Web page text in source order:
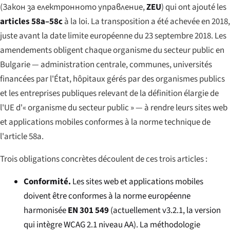
(Закон за електронното управление,ZEU) qui ont ajouté les
articles 58a–58cà la loi. La transposition a été achevée en 2018,
juste avant la date limite européenne du 23 septembre 2018. Les
amendements obligent chaque organisme du secteur public en
Bulgarie — administration centrale, communes, universités
financées par l'État, hôpitaux gérés par des organismes publics
et les entreprises publiques relevant de la définition élargie de
l'UE d'« organisme du secteur public » — à rendre leurs sites web
et applications mobiles conformes à la norme technique de
l'article 58a.
Trois obligations concrètes découlent de ces trois articles :
Conformité. Les sites web et applications mobiles
doivent être conformes à la norme européenne
harmoniséeEN 301 549(actuellement v3.2.1, la version
qui intègre WCAG 2.1 niveau AA). La méthodologie